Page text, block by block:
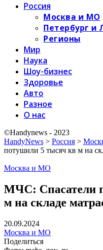
Россия
Москва и МО
Петербург и
Регионы
Мир
Наука
Шоу-бизнес
Здоровье
Авто
Разное
О нас
©Handynews - 2023
HandyNews > Россия >
потушили 5 тысяч кв м на
Москва и МО
МЧС: Спасатели
м на складе
20.09.2024
Москва и МО
Поделиться